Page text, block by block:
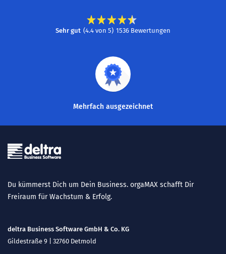
Sehr gut (4.4 von 5) 1536 Bewertungen
Mehrfach ausgezeichnet
Du kümmerst Dich um Dein Business. orgaMAX schafft Dir
Freiraum für Wachstum & Erfolg.
deltra Business Software GmbH & Co. KG
Gildestraße 9 | 32760 Detmold